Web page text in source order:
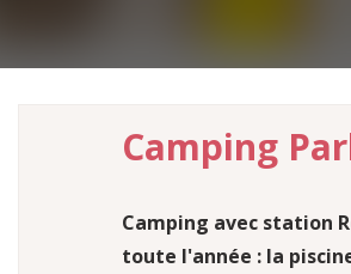
GALERIE DE PHOTOS
Camping
Camping avec station
toute l'année : la